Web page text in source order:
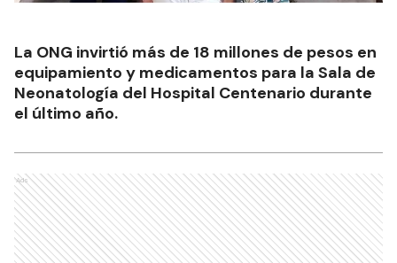
La ONG invirtió más de 18 millones de pesos en
equipamiento y medicamentos para la Sala de
Neonatología del Hospital Centenario durante
el último año.
Ads